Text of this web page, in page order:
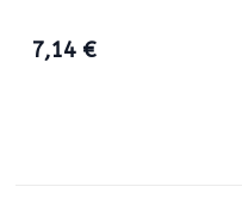
7,14 €